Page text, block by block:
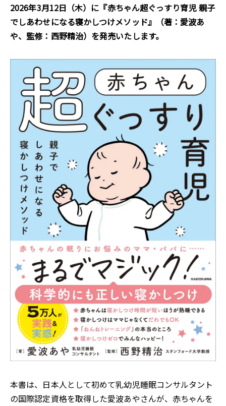
2026年3月12日（木）に『赤ちゃん超ぐっすり育児 親子
でしあわせになる寝かしつけメソッド』（著：愛波あ
や、監修：西野精治）を発売いたします。
本書は、日本人として初めて乳幼児睡眠コンサルタント
の国際認定資格を取得した愛波あやさんが、赤ちゃんを